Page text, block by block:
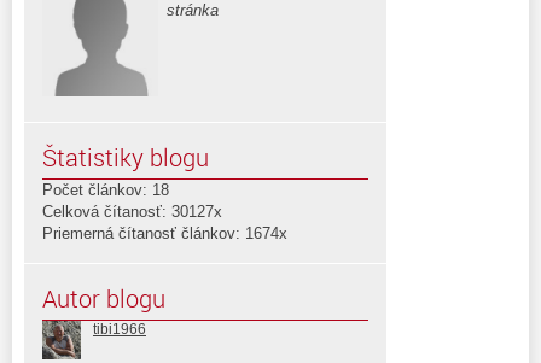
stránka
Štatistiky blogu
Počet článkov: 18
Celková čítanosť: 30127x
Priemerná čítanosť článkov: 1674x
Autor blogu
tibi1966